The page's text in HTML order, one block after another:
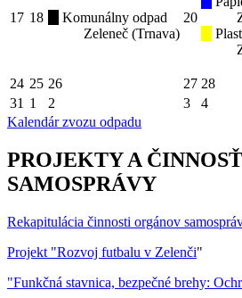
17 18
Komunálny odpad
Zeleneč (Trnava)
20
24 25 26 27 28
31 1 2 3 4
Kalendár zvozu odpadu
PROJEKTY A
SAMOSPRÁVY
Rekapitulácia činnosti orgánov
Projekt "Rozvoj futbalu v Zelenči"
"Funkčná stavnica, bezpečné brehy: